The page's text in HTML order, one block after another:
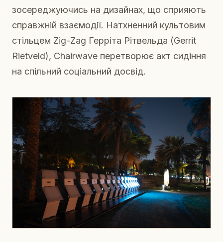
зосереджуючись на дизайнах, що сприяють
справжній взаємодії. Натхненний культовим
стільцем Zig-Zag Герріта Рітвельда (Gerrit
Rietveld), Chairwave перетворює акт сидіння
на спільний соціальний досвід.